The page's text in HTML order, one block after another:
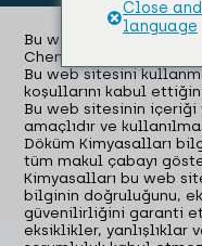
Bu web sitesi
Chemicals A/S'ye aittir
Bu web sitesini
koşullarını kabul
Bu web sitesinin içeriği
amaçlıdır ve
Döküm Kimyasalları
tüm makul çabayı
Kimyasalları bu web
bilginin doğruluğunu,
güvenilirliğini garanti
eksiklikler, yanlışlıklar
Close
language